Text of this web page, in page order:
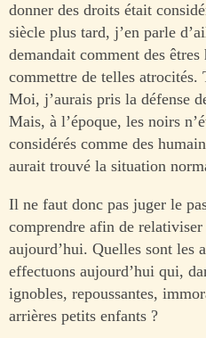
donner des droits était
siècle plus tard, j’en parle
demandait comment des
commettre de telles atrocités.
Moi, j’aurais pris la défense
Mais, à l’époque, les noirs
considérés comme des
aurait trouvé la situation
Il ne faut donc pas juger le
comprendre afin de relativiser
aujourd’hui. Quelles sont les
effectuons aujourd’hui qui,
ignobles, repoussantes,
arrières petits enfants ?